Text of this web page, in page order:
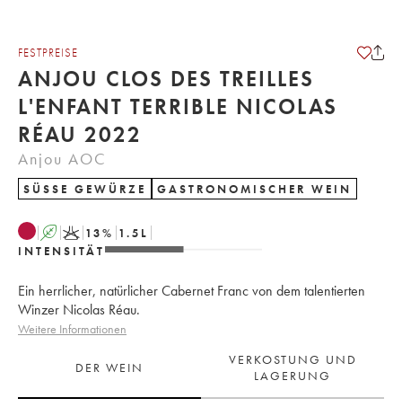
FESTPREISE
ANJOU CLOS DES TREILLES
L'ENFANT TERRIBLE NICOLAS
RÉAU 2022
Anjou AOC
SÜSSE GEWÜRZE GASTRONOMISCHER WEIN
A K 13% 1.5 L
INTENSITÄT
Ein herrlicher, natürlicher Cabernet Franc von dem talentierten
Winzer Nicolas Réau.
Weitere Informationen
DER WEIN
VERKOSTUNG UND
LAGERUNG